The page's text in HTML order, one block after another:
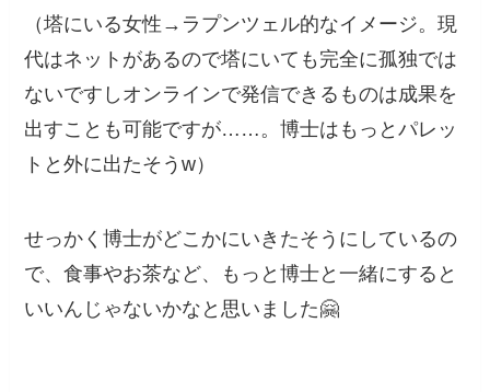
（塔にいる女性→ラプンツェル的なイメージ。現
代はネットがあるので塔にいても完全に孤独では
ないですしオンラインで発信できるものは成果を
出すことも可能ですが……。博士はもっとパレッ
トと外に出たそうw）
せっかく博士がどこかにいきたそうにしているの
で、食事やお茶など、もっと博士と一緒にすると
いいんじゃないかなと思いました🤗